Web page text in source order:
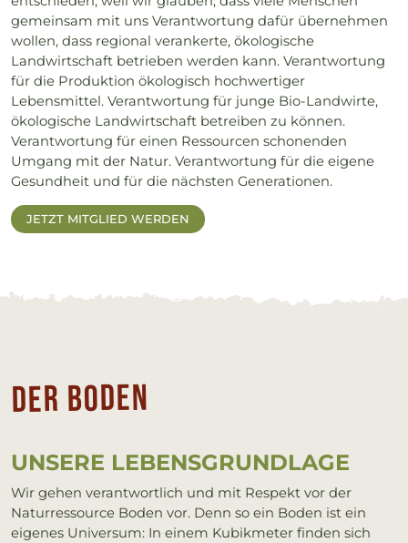
gemeinsam mit uns Verantwortung dafür übernehmen
wollen, dass regional verankerte, ökologische
Landwirtschaft betrieben werden kann. Verantwortung
für die Produktion ökologisch hochwertiger
Lebensmittel. Verantwortung für junge Bio-Landwirte,
ökologische Landwirtschaft betreiben zu können.
Verantwortung für einen Ressourcen schonenden
Umgang mit der Natur. Verantwortung für die eigene
Gesundheit und für die nächsten Generationen.
JETZT MITGLIED WERDEN
Der Bo­den
UN­SE­RE LE­BENS­GRUND­LA­GE
Wir gehen verantwortlich und mit Respekt vor der
Naturressource Boden vor. Denn so ein Boden ist ein
eigenes Universum: In einem Kubikmeter finden sich